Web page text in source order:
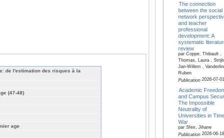
de l'estimation des risques à la
(47-48)
age
The connection
between the social
network
and teacher
professional
development: A
systematic
review
par Coppe, Thibault ,
Thomas, Laura ,
Jan-Willem ,
Ruben
Publication2026-07-01
Academic
and Campus
The Impossible
Neutrality of
Universities in
War
par Sfeir, Jihane
Publication2026-06-18